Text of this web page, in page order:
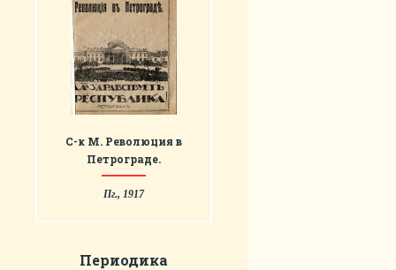
С-к М. Революция в
Петрограде.
Пг., 1917
Периодика